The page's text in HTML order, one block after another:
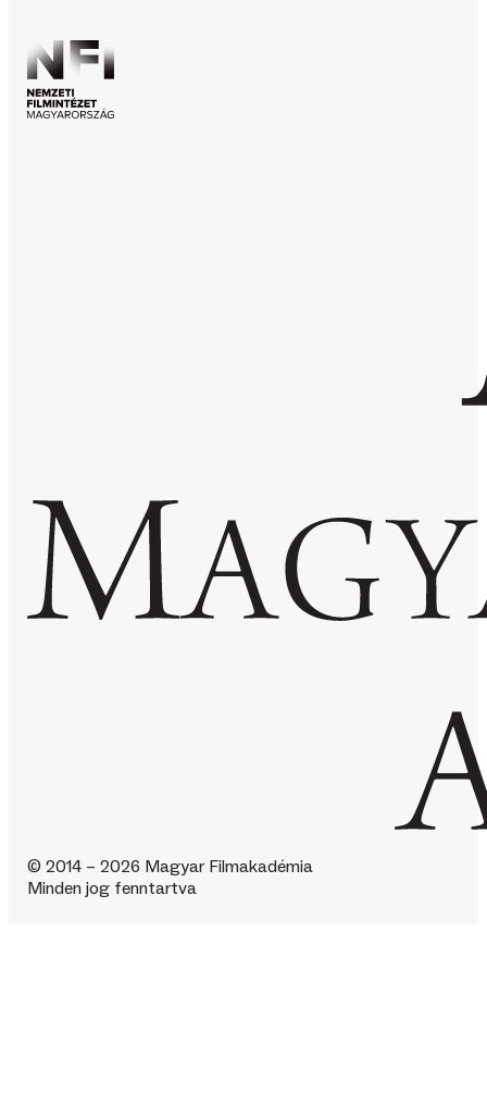
© 2014 – 2026 Magyar Filmakadémia
Minden jog fenntartva